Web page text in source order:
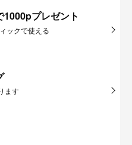
プレゼント
ックで使える
ます